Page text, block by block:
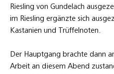
Riesling von Gundelach
im Riesling ergänzte sich
Kastanien und Trüffelnoten.
Der Hauptgang brachte dann
Arbeit an diesem Abend